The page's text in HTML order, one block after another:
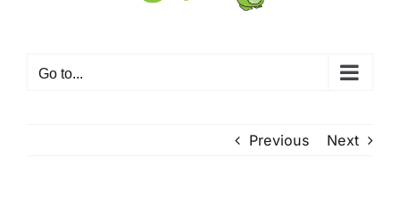
Go to...
Previous Next